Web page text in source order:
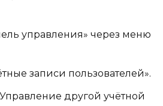
управления» через меню
записи пользователей».
другой учётной